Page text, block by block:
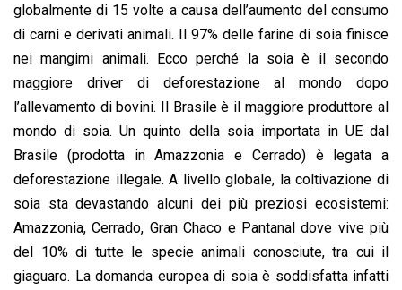
globalmente di 15 volte a causa dell’aumento del consumo
di carni e derivati animali. Il 97% delle farine di soia finisce
nei mangimi animali. Ecco perché la soia è il secondo
maggiore driver di deforestazione al mondo dopo
l’allevamento di bovini. Il Brasile è il maggiore produttore al
mondo di soia. Un quinto della soia importata in UE dal
Brasile (prodotta in Amazzonia e Cerrado) è legata a
deforestazione illegale. A livello globale, la coltivazione di
soia sta devastando alcuni dei più preziosi ecosistemi:
Amazzonia, Cerrado, Gran Chaco e Pantanal dove vive più
del 10% di tutte le specie animali conosciute, tra cui il
giaguaro. La domanda europea di soia è soddisfatta infatti